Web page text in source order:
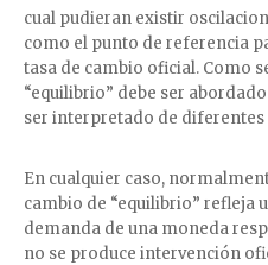
cual pudieran existir
como el punto de referencia
tasa de cambio oficial. Como
“equilibrio” debe ser
ser interpretado de diferentes
En cualquier caso,
cambio de “equilibrio” refleja
demanda de una moneda
no se produce intervención